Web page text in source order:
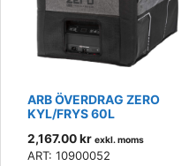
ARB ÖVERDRAG ZERO
KYL/FRYS 60L
2,167.00kr exkl. moms
ART: 10900052